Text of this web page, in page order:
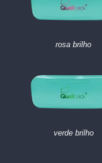
rosa brilho
verde brilho